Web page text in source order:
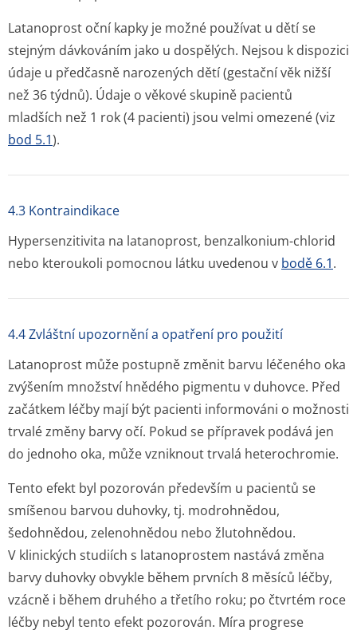
Latanoprost oční kapky je možné používat u dětí se
stejným dávkováním jako u dospělých. Nejsou k dispozici
údaje u předčasně narozených dětí (gestační věk nižší
než 36 týdnů). Údaje o věkové skupině pacientů
mladších než 1 rok (4 pacienti) jsou velmi omezené (viz
bod 5.1).
4.3 Kontraindikace
Hypersenzitivita na latanoprost, benzalkonium-chlorid
nebo kteroukoli pomocnou látku uvedenou v bodě 6.1.
4.4 Zvláštní upozornění a opatření pro použití
Latanoprost může postupně změnit barvu léčeného oka
zvýšením množství hnědého pigmentu v duhovce. Před
začátkem léčby mají být pacienti informováni o možnosti
trvalé změny barvy očí. Pokud se přípravek podává jen
do jednoho oka, může vzniknout trvalá heterochromie.
Tento efekt byl pozorován především u pacientů se
smíšenou barvou duhovky, tj. modrohnědou,
šedohnědou, zelenohnědou nebo žlutohnědou.
V klinických studiích s latanoprostem nastává změna
barvy duhovky obvykle během prvních 8 měsíců léčby,
vzácně i během druhého a třetího roku; po čtvrtém roce
léčby nebyl tento efekt pozorován. Míra progrese